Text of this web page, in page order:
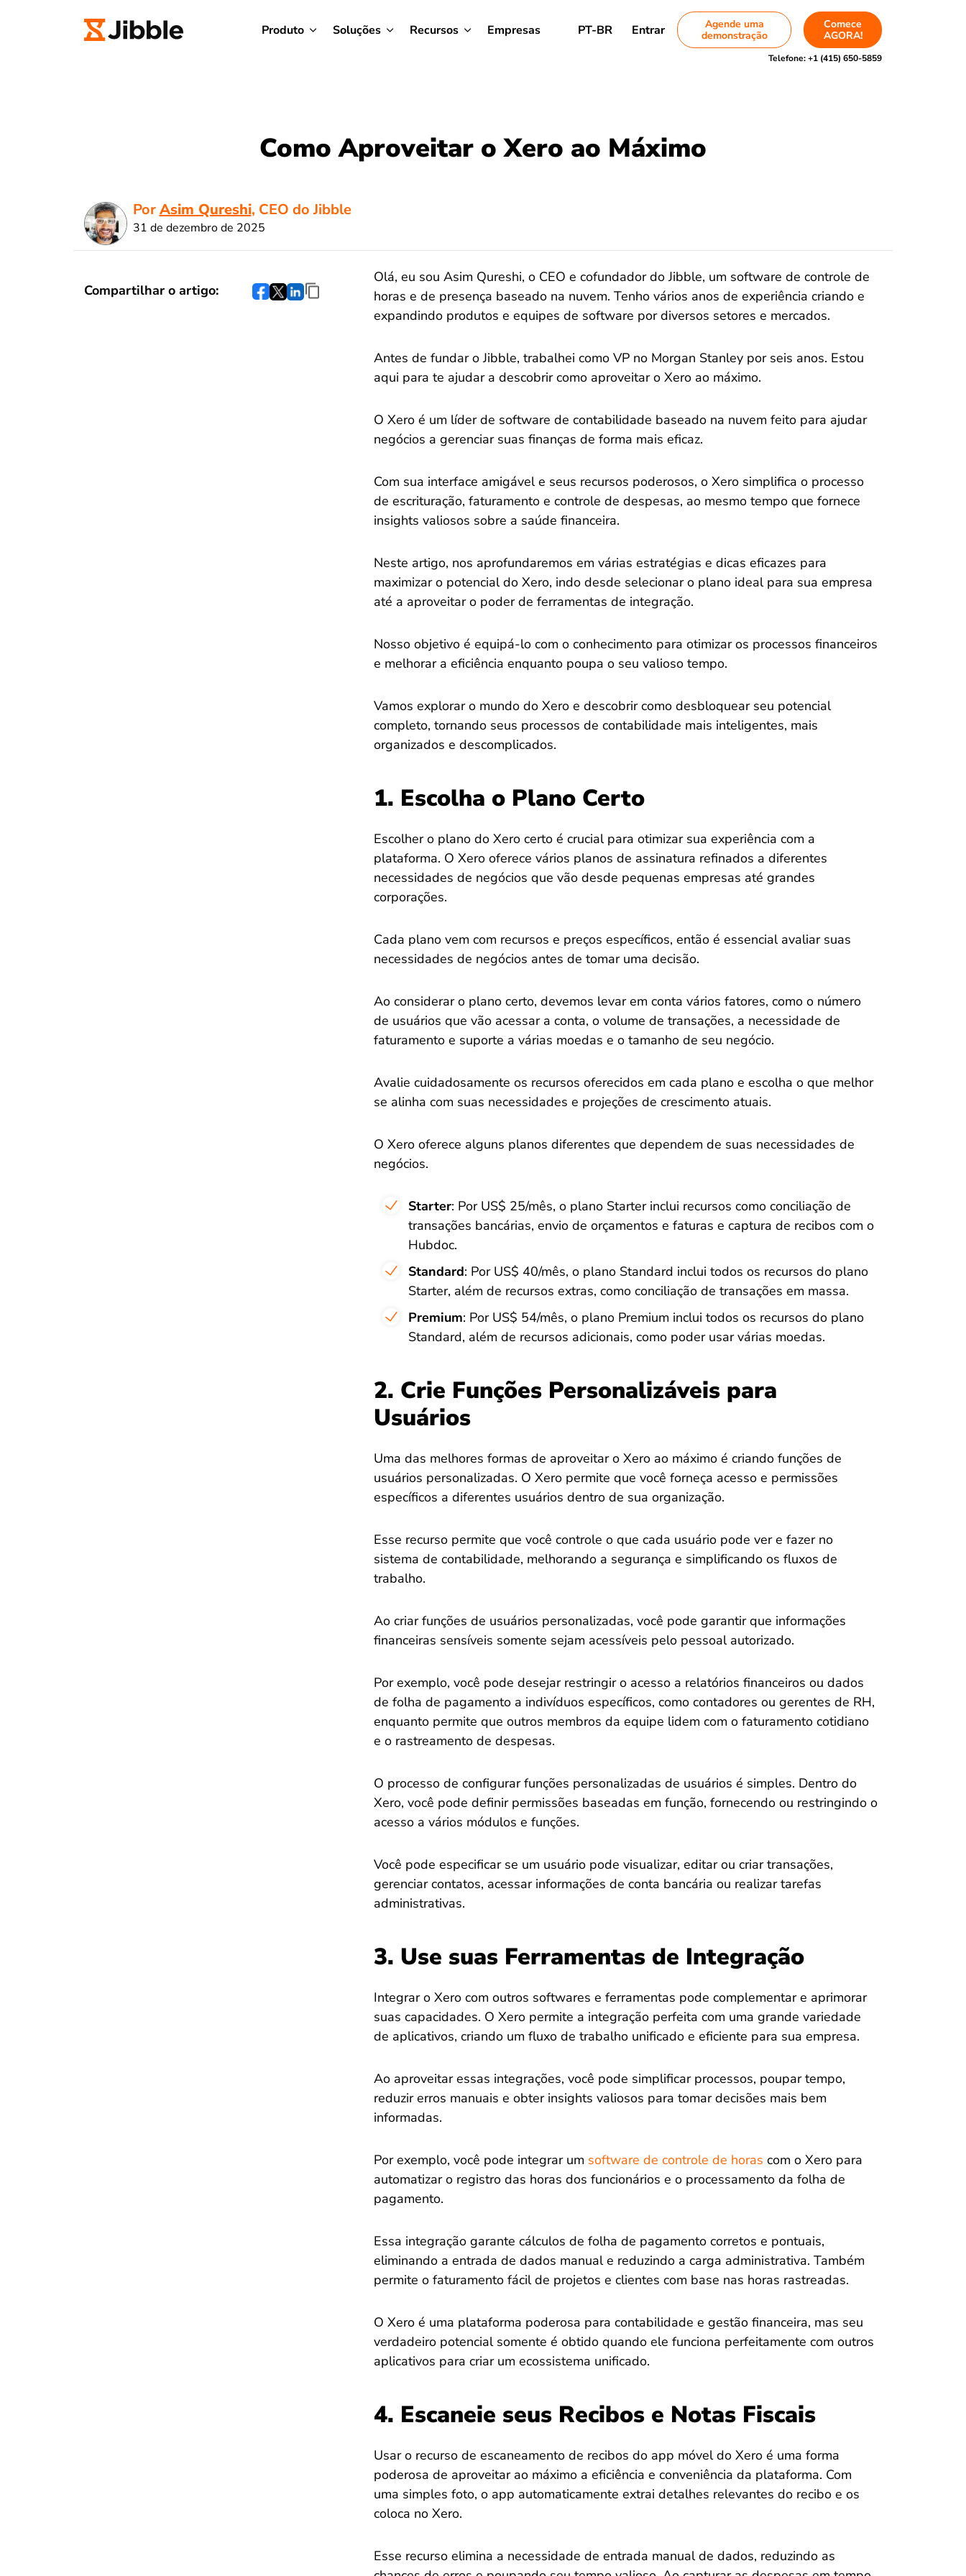
Produto Soluções Recursos Empresas PT-BR Entrar
Agende uma
demonstração
Comece
AGORA!
Telefone:+1 (415) 650-5859
Como Aproveitar o Xero ao Máximo
PorAsim Qureshi, CEO do Jibble
31 de dezembro de 2025
Compartilhar o artigo:
Olá, eu sou Asim Qureshi, o CEO e cofundador do Jibble, um software de controle de
horas e de presença baseado na nuvem. Tenho vários anos de experiência criando e
expandindo produtos e equipes de software por diversos setores e mercados.
Antes de fundar o Jibble, trabalhei como VP no Morgan Stanley por seis anos. Estou
aqui para te ajudar a descobrir como aproveitar o Xero ao máximo.
O Xero é um líder de software de contabilidade baseado na nuvem feito para ajudar
negócios a gerenciar suas finanças de forma mais eficaz.
Com sua interface amigável e seus recursos poderosos, o Xero simplifica o processo
de escrituração, faturamento e controle de despesas, ao mesmo tempo que fornece
insights valiosos sobre a saúde financeira.
Neste artigo, nos aprofundaremos em várias estratégias e dicas eficazes para
maximizar o potencial do Xero, indo desde selecionar o plano ideal para sua empresa
até a aproveitar o poder de ferramentas de integração.
Nosso objetivo é equipá-lo com o conhecimento para otimizar os processos financeiros
e melhorar a eficiência enquanto poupa o seu valioso tempo.
Vamos explorar o mundo do Xero e descobrir como desbloquear seu potencial
completo, tornando seus processos de contabilidade mais inteligentes, mais
organizados e descomplicados.
1. Escolha o Plano Certo
Escolher o plano do Xero certo é crucial para otimizar sua experiência com a
plataforma. O Xero oferece vários planos de assinatura refinados a diferentes
necessidades de negócios que vão desde pequenas empresas até grandes
corporações.
Cada plano vem com recursos e preços específicos, então é essencial avaliar suas
necessidades de negócios antes de tomar uma decisão.
Ao considerar o plano certo, devemos levar em conta vários fatores, como o número
de usuários que vão acessar a conta, o volume de transações, a necessidade de
faturamento e suporte a várias moedas e o tamanho de seu negócio.
Avalie cuidadosamente os recursos oferecidos em cada plano e escolha o que melhor
se alinha com suas necessidades e projeções de crescimento atuais.
O Xero oferece alguns planos diferentes que dependem de suas necessidades de
negócios.
Starter: Por US$ 25/mês, o plano Starter inclui recursos como conciliação de
transações bancárias, envio de orçamentos e faturas e captura de recibos com o
Hubdoc.
Standard: Por US$ 40/mês, o plano Standard inclui todos os recursos do plano
Starter, além de recursos extras, como conciliação de transações em massa.
Premium: Por US$ 54/mês, o plano Premium inclui todos os recursos do plano
Standard, além de recursos adicionais, como poder usar várias moedas.
2. Crie Funções Personalizáveis para
Usuários
Uma das melhores formas de aproveitar o Xero ao máximo é criando funções de
usuários personalizadas. O Xero permite que você forneça acesso e permissões
específicos a diferentes usuários dentro de sua organização.
Esse recurso permite que você controle o que cada usuário pode ver e fazer no
sistema de contabilidade, melhorando a segurança e simplificando os fluxos de
trabalho.
Ao criar funções de usuários personalizadas, você pode garantir que informações
financeiras sensíveis somente sejam acessíveis pelo pessoal autorizado.
Por exemplo, você pode desejar restringir o acesso a relatórios financeiros ou dados
de folha de pagamento a indivíduos específicos, como contadores ou gerentes de RH,
enquanto permite que outros membros da equipe lidem com o faturamento cotidiano
e o rastreamento de despesas.
O processo de configurar funções personalizadas de usuários é simples. Dentro do
Xero, você pode definir permissões baseadas em função, fornecendo ou restringindo o
acesso a vários módulos e funções.
Você pode especificar se um usuário pode visualizar, editar ou criar transações,
gerenciar contatos, acessar informações de conta bancária ou realizar tarefas
administrativas.
3. Use suas Ferramentas de Integração
Integrar o Xero com outros softwares e ferramentas pode complementar e aprimorar
suas capacidades. O Xero permite a integração perfeita com uma grande variedade
de aplicativos, criando um fluxo de trabalho unificado e eficiente para sua empresa.
Ao aproveitar essas integrações, você pode simplificar processos, poupar tempo,
reduzir erros manuais e obter insights valiosos para tomar decisões mais bem
informadas.
Por exemplo, você pode integrar um software de controle de horas com o Xero para
automatizar o registro das horas dos funcionários e o processamento da folha de
pagamento.
Essa integração garante cálculos de folha de pagamento corretos e pontuais,
eliminando a entrada de dados manual e reduzindo a carga administrativa. Também
permite o faturamento fácil de projetos e clientes com base nas horas rastreadas.
O Xero é uma plataforma poderosa para contabilidade e gestão financeira, mas seu
verdadeiro potencial somente é obtido quando ele funciona perfeitamente com outros
aplicativos para criar um ecossistema unificado.
4. Escaneie seus Recibos e Notas Fiscais
Usar o recurso de escaneamento de recibos do app móvel do Xero é uma forma
poderosa de aproveitar ao máximo a eficiência e conveniência da plataforma. Com
uma simples foto, o app automaticamente extrai detalhes relevantes do recibo e os
coloca no Xero.
Esse recurso elimina a necessidade de entrada manual de dados, reduzindo as